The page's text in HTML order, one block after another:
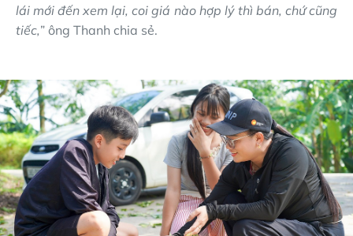
lái mới đến xem lại, coi giá nào hợp lý thì bán, chứ cũng
tiếc,” ông Thanh chia sẻ.